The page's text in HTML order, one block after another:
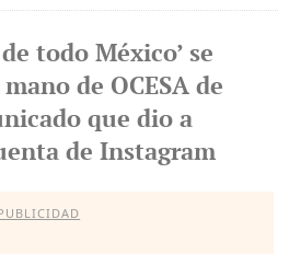
todo México’ se
de OCESA de
que dio a
de Instagram